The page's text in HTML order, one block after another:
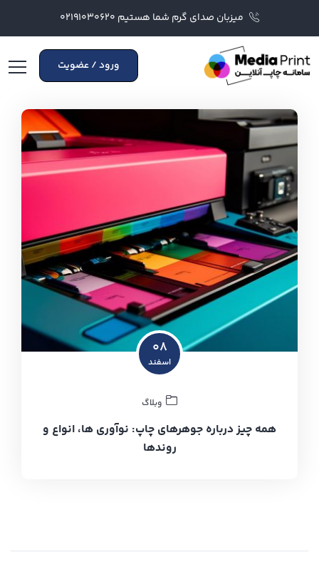
میزبان صدای گرم شما هستیم ۰۲۱۹۱۰۳۰۶۲۰
ورود / عضویت
۰۸
اسفند
وبلاگ
همه چیز درباره جوهرهای چاپ: نوآوری ها، انواع و
روندها